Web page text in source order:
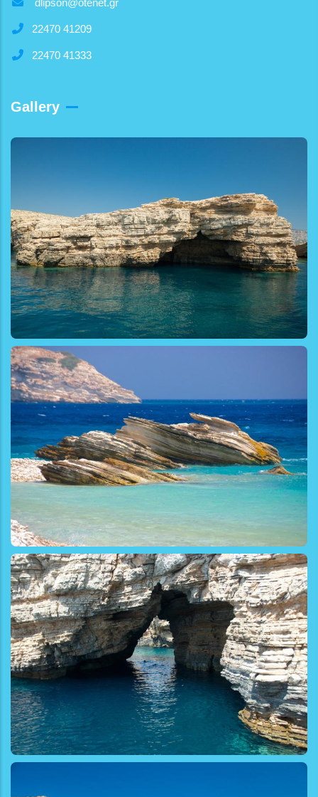
22470 41209
22470 41333
Gallery